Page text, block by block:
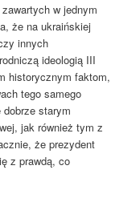
w jednym
że na ukraińskiej
innych
ideologią III
historycznym faktom,
tego samego
starym
jak również tym z
że prezydent
z prawdą, co